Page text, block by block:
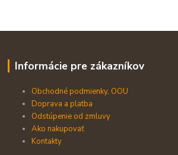
Informácie pre zákazníkov
Obchodné podmienky, OOU
Doprava a platba
Odstúpenie od zmluvy
Ako nakupovať
Kontakty